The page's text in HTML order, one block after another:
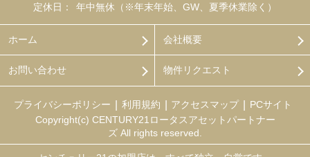
定休日：
年中無休（※年末年始、GW、夏季休業除く）
ホーム 会社概要
お問い合わせ 物件リクエスト
プライバシーポリシー 利用規約 アクセスマップ
PCサイト
Copyright(c) CENTURY21ロータスアセットパートナー
ズ All rights reserved.